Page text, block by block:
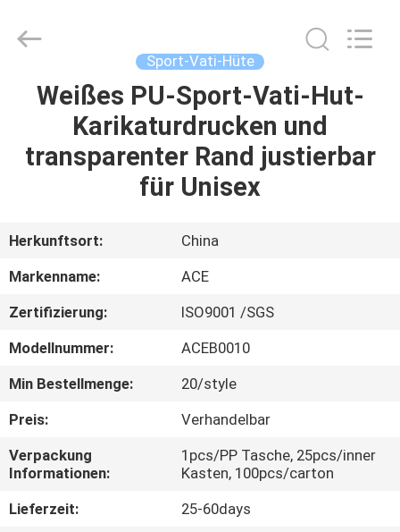
HAUS
PRODUKTE
UNS
AUSFLUG
QUALITÄTSKONTROLLE
TRETEN
SIE
MIT
Ltd..
Sport-Vati-Hüte
Weißes PU-Sport-Vati-Hut-
Karikaturdrucken und
transparenter Rand justierbar
für Unisex
Herkunftsort:
China
Markenname:
ACE
Zertifizierung:
ISO9001 /SGS
Modellnummer:
ACEB0010
Min Bestellmenge:
20/style
Preis:
Verhandelbar
Verpackung
Informationen:
1pcs/PP Tasche, 25pcs/inner
Kasten, 100pcs/carton
Lieferzeit:
25-60days